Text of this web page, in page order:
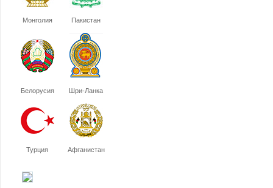
Монголия Пакистан
Белорусия Шри-Ланка
Турция Афганистан